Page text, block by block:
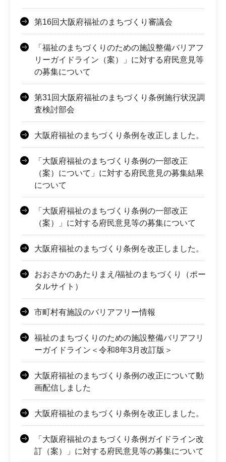
第16回大阪府福祉のまちづくり審議会
「福祉のまちづくりのための施設整備バリアフ
リーガイドライン（案）」に対する府民意見等
の募集について
第31回大阪府福祉のまちづくり条例施行状況調
査検討部会
大阪府福祉のまちづくり条例を改正しました。
「大阪府福祉のまちづくり条例の一部改正
（案）について」に対する府民意見の募集結果
について
「大阪府福祉のまちづくり条例の一部改正
（案）」に対する府民意見等の募集について
大阪府福祉のまちづくり条例を改正しました。
おおさかのあたりまえ/福祉のまちづくり（ポー
タルサイト）
市町村有施設のバリアフリー情報
福祉のまちづくりのための施設整備バリアフリ
ーガイドライン＜令和8年3月改訂版＞
大阪府福祉のまちづくり条例の改正について動
画配信しました
大阪府福祉のまちづくり条例を改正しました。
「大阪府福祉のまちづくり条例ガイドライン改
訂（案）」に対する府民意見等の募集について